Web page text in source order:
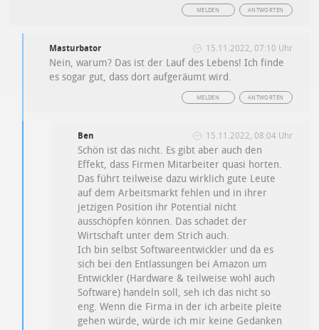
ANTWORTEN
MELDEN
Masturbator 15.11.2022, 07:10 Uhr
Nein, warum? Das ist der Lauf des Lebens! Ich finde
es sogar gut, dass dort aufgeräumt wird.
ANTWORTEN
MELDEN
Ben 15.11.2022, 08:04 Uhr
Schön ist das nicht. Es gibt aber auch den
Effekt, dass Firmen Mitarbeiter quasi horten.
Das führt teilweise dazu wirklich gute Leute
auf dem Arbeitsmarkt fehlen und in ihrer
jetzigen Position ihr Potential nicht
ausschöpfen können. Das schadet der
Wirtschaft unter dem Strich auch.
Ich bin selbst Softwareentwickler und da es
sich bei den Entlassungen bei Amazon um
Entwickler (Hardware & teilweise wohl auch
Software) handeln soll, seh ich das nicht so
eng. Wenn die Firma in der ich arbeite pleite
gehen würde, würde ich mir keine Gedanken